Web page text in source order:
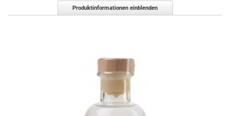
Produktinformationen einblenden